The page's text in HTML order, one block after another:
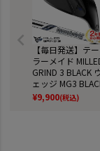
【毎日発送】テー
ラーメイド
GRIND 3 BLACK
ェッジ MG3
Dynamic Gold
Issue スチールシャ
¥9,900(税込)